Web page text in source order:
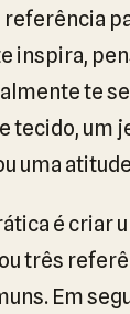
inspira,
te
tecido, um
uma
é criar
três
Em